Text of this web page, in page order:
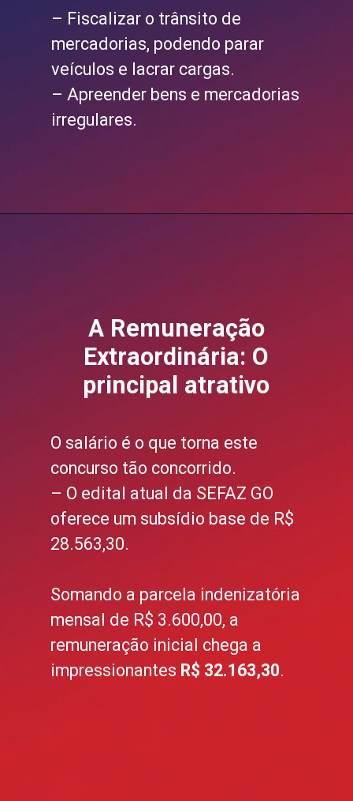
– Fiscalizar o trânsito de
mercadorias, podendo parar
veículos e lacrar cargas.
– Apreender bens e mercadorias
irregulares.
A Remuneração
Extraordinária: O
principal atrativo
O salário é o que torna este
concurso tão concorrido.
– O edital atual da SEFAZ GO
oferece um subsídio base de R$
28.563,30.
Somando a parcela indenizatória
mensal de R$ 3.600,00, a
remuneração inicial chega a
impressionantes R$ 32.163,30.